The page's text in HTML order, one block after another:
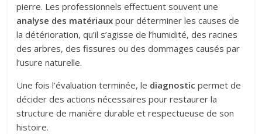
pierre. Les professionnels effectuent souvent une
analyse des matériaux pour déterminer les causes de
la détérioration, qu’il s’agisse de l’humidité, des racines
des arbres, des fissures ou des dommages causés par
l’usure naturelle.
Une fois l’évaluation terminée, le diagnostic permet de
décider des actions nécessaires pour restaurer la
structure de manière durable et respectueuse de son
histoire.